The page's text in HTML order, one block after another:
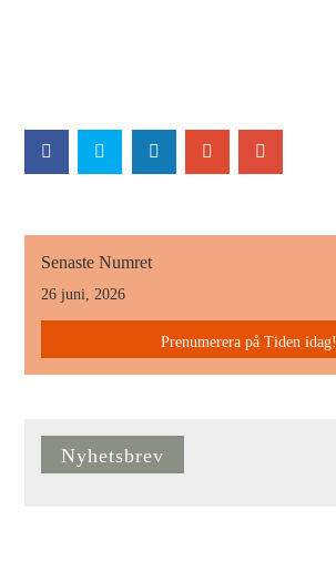
Senaste Numret
26 juni, 2026
Prenumerera på Tiden idag!
Nyhetsbrev